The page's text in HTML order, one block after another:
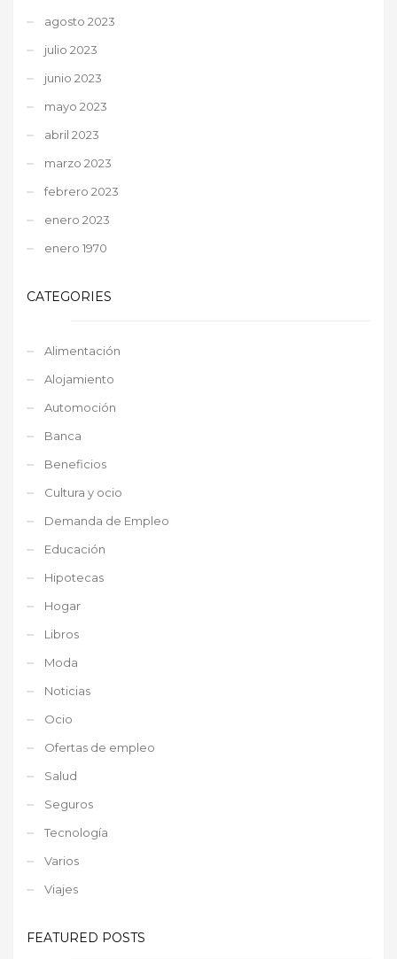
agosto 2023
julio 2023
junio 2023
mayo 2023
abril 2023
marzo 2023
febrero 2023
enero 2023
enero 1970
CATEGORIES
Alimentación
Alojamiento
Automoción
Banca
Beneficios
Cultura y ocio
Demanda de Empleo
Educación
Hipotecas
Hogar
Libros
Moda
Noticias
Ocio
Ofertas de empleo
Salud
Seguros
Tecnología
Varios
Viajes
FEATURED POSTS